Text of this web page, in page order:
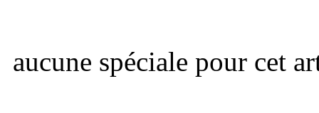
aucune spéciale pour cet